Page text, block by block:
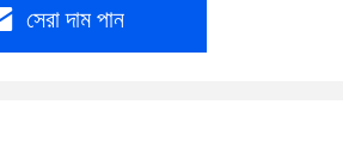
সেরা দাম পান